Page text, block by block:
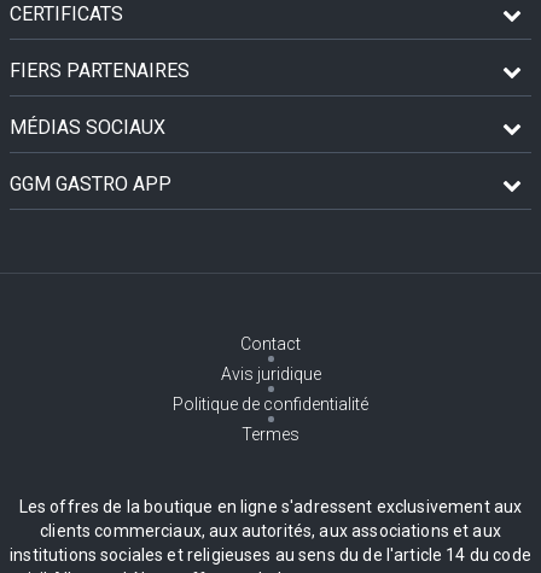
CERTIFICATS
FIERS PARTENAIRES
MÉDIAS SOCIAUX
GGM GASTRO APP
Contact
Avis juridique
Politique de confidentialité
Termes
Les offres de la boutique en ligne s'adressent exclusivement aux
clients commerciaux, aux autorités, aux associations et aux
institutions sociales et religieuses au sens du de l'article 14 du code